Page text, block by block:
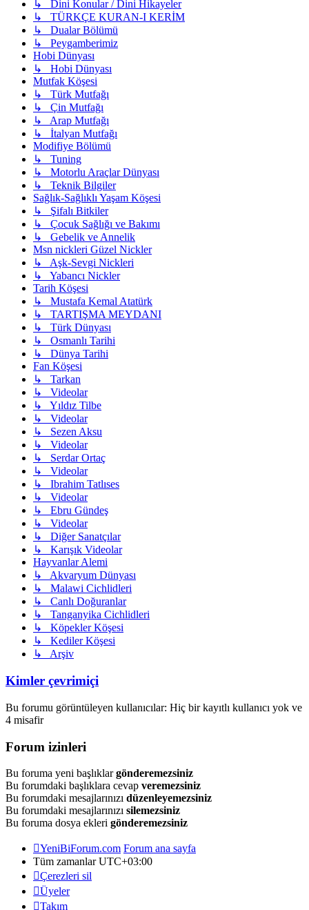
↳ Dini Konular / Dini Hikayeler
↳ TÜRKÇE KURAN-I KERİM
↳ Dualar Bölümü
↳ Peygamberimiz
Hobi Dünyası
↳ Hobi Dünyası
Mutfak Köşesi
↳ Türk Mutfağı
↳ Çin Mutfağı
↳ Arap Mutfağı
↳ İtalyan Mutfağı
Modifiye Bölümü
↳ Tuning
↳ Motorlu Araçlar Dünyası
↳ Teknik Bilgiler
Sağlık-Sağlıklı Yaşam Köşesi
↳ Şifalı Bitkiler
↳ Çocuk Sağlığı ve Bakımı
↳ Gebelik ve Annelik
Msn nickleri Güzel Nickler
↳ Aşk-Sevgi Nickleri
↳ Yabancı Nickler
Tarih Köşesi
↳ Mustafa Kemal Atatürk
↳ TARTIŞMA MEYDANI
↳ Türk Dünyası
↳ Osmanlı Tarihi
↳ Dünya Tarihi
Fan Köşesi
↳ Tarkan
↳ Videolar
↳ Yıldız Tilbe
↳ Videolar
↳ Sezen Aksu
↳ Videolar
↳ Serdar Ortaç
↳ Videolar
↳ Ibrahim Tatlıses
↳ Videolar
↳ Ebru Gündeş
↳ Videolar
↳ Diğer Sanatçılar
↳ Karışık Videolar
Hayvanlar Alemi
↳ Akvaryum Dünyası
↳ Malawi Cichlidleri
↳ Canlı Doğuranlar
↳ Tanganyika Cichlidleri
↳ Köpekler Köşesi
↳ Kediler Köşesi
↳ Arşiv
Kimler çevrimiçi
Bu forumu görüntüleyen kullanıcılar: Hiç bir kayıtlı kullanıcı yok ve
4 misafir
Forum izinleri
Bu foruma yeni başlıklargönderemezsiniz
Bu forumdaki başlıklara cevap veremezsiniz
Bu forumdaki mesajlarınızı düzenleyemezsiniz
Bu forumdaki mesajlarınızı silemezsiniz
Bu foruma dosya ekleri gönderemezsiniz
YeniBiForum.com Forum ana sayfa
Tüm zamanlarUTC+03:00
Çerezleri sil
Üyeler
Takım